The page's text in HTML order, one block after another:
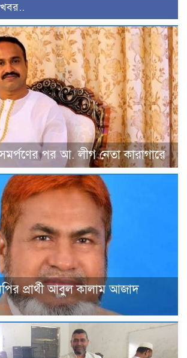
পর আ. লীগ নেতা কারাগারে
প্রার্থী আবুল কালাম আজাদ